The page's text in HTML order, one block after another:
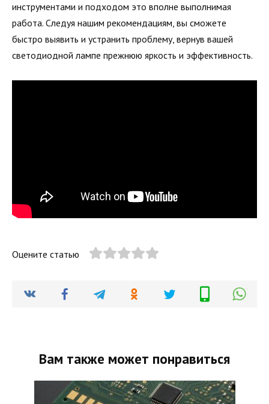
инструментами и подходом это вполне выполнимая
работа. Следуя нашим рекомендациям, вы сможете
быстро выявить и устранить проблему, вернув вашей
светодиодной лампе прежнюю яркость и эффективность.
Оцените статью
Вам также может понравиться